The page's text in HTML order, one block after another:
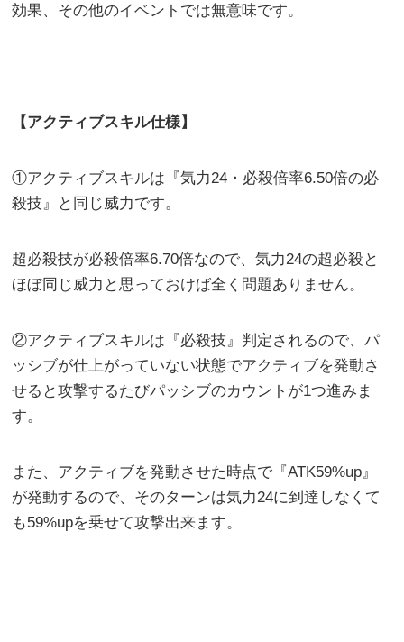
効果、その他のイベントでは無意味です。
【アクティブスキル仕様】
①アクティブスキルは『気力24・必殺倍率6.50倍の必
殺技』と同じ威力です。
超必殺技が必殺倍率6.70倍なので、気力24の超必殺と
ほぼ同じ威力と思っておけば全く問題ありません。
②アクティブスキルは『必殺技』判定されるので、パ
ッシブが仕上がっていない状態でアクティブを発動さ
せると攻撃するたびパッシブのカウントが1つ進みま
す。
また、アクティブを発動させた時点で『ATK59%up』
が発動するので、そのターンは気力24に到達しなくて
も59%upを乗せて攻撃出来ます。